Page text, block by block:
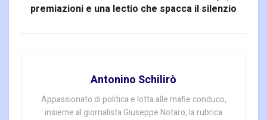
premiazioni e una lectio che spacca il silenzio
Antonino Schilirò
Appassionato di politica e lotta alle mafie conduco,
insieme al giornalista Giuseppe Notaro, la rubrica